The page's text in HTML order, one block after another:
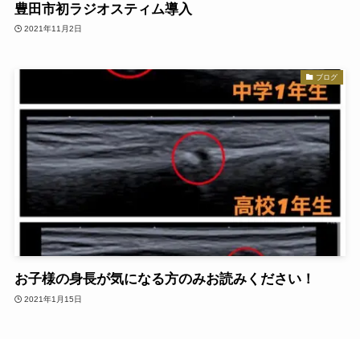
豊田市初ラジオスティム導入
2021年11月2日
ブログ
お子様の身長が気になる方のみお読みください！
2021年1月15日